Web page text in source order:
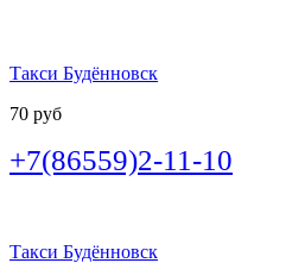
Такси Будённовск
70 руб
+7(86559)2-11-10
Такси Будённовск